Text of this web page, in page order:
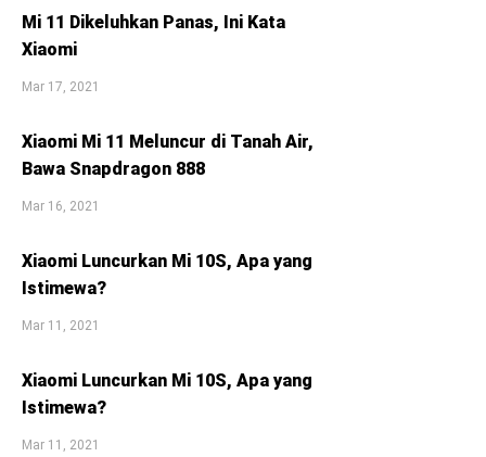
Mi 11 Dikeluhkan Panas, Ini Kata
Xiaomi
Mar 17, 2021
Xiaomi Mi 11 Meluncur di Tanah Air,
Bawa Snapdragon 888
Mar 16, 2021
Xiaomi Luncurkan Mi 10S, Apa yang
Istimewa?
Mar 11, 2021
Xiaomi Luncurkan Mi 10S, Apa yang
Istimewa?
Mar 11, 2021